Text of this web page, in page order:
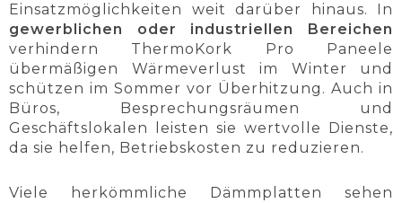
Einsatzmöglichkeiten weit darüber hinaus. In
gewerblichen oder industriellen Bereichen
verhindern ThermoKork Pro Paneele
übermäßigen Wärmeverlust im Winter und
schützen im Sommer vor Überhitzung. Auch in
Büros, Besprechungsräumen und
Geschäftslokalen leisten sie wertvolle Dienste,
da sie helfen, Betriebskosten zu reduzieren.
Viele herkömmliche Dämmplatten sehen